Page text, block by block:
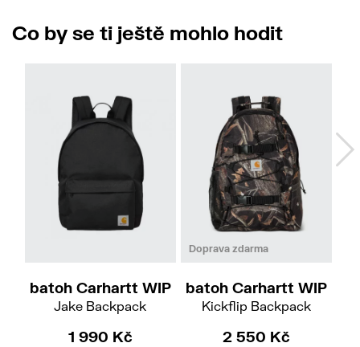
Co by se ti ještě mohlo hodit
batoh Carhartt WIP
Jake Backpack
1 990 Kč
Doprava zdarma
batoh Carhartt WIP
Kickflip Backpack
2 550 Kč